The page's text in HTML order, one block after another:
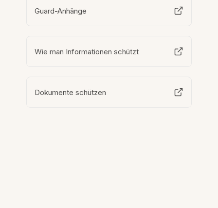
Guard-Anhänge
Wie man Informationen schützt
Dokumente schützen